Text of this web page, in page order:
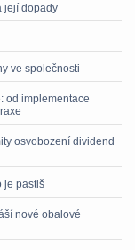
její dopady
ve společnosti
od implementace
osvobození dividend
je pastiš
nové obalové